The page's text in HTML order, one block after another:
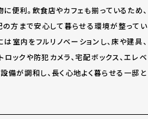
便利。飲食店やカフェも揃っているため、
方まで安心して暮らせる環境が整ってい
内をフルリノベーションし、床や建具、
クや防犯カメラ、宅配ボックス、エレベ
備が調和し、長く心地よく暮らせる一邸と